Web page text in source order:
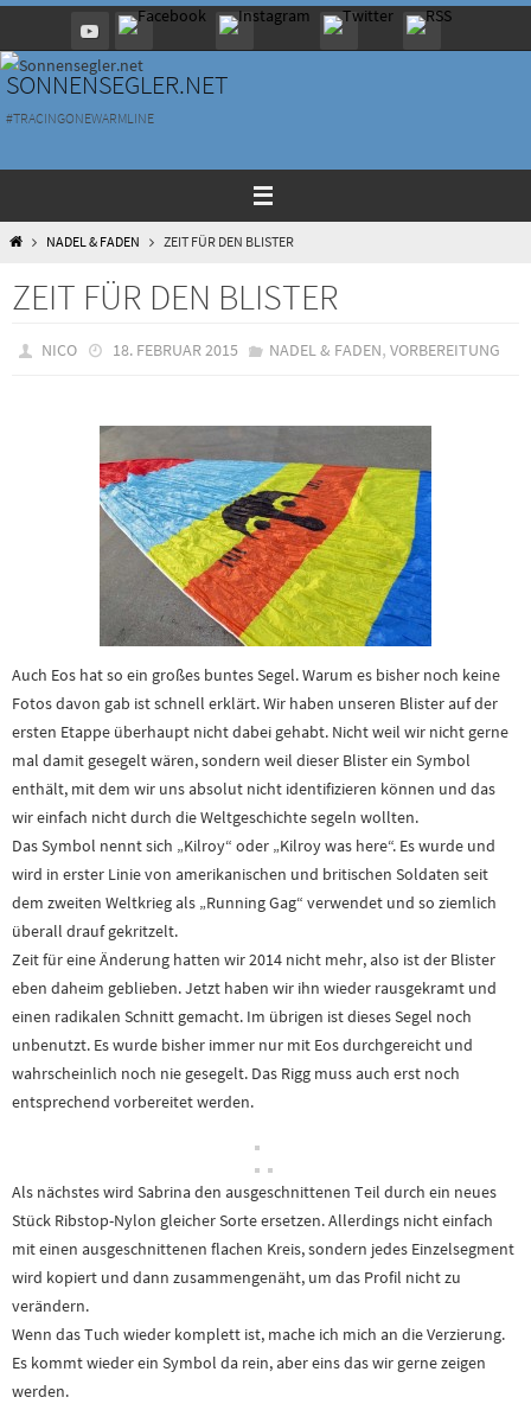
Inhalt
springen
SONNENSEGLER.NET
#TRACINGONEWARMLINE
HOMENADEL & FADEN ZEIT FÜR DEN BLISTER
ZEIT FÜR DEN BLISTER
NICO 18. FEBRUAR 2015 NADEL & FADEN, VORBEREITUNG
Auch Eos hat so ein großes buntes Segel. Warum es bisher noch keine
Fotos davon gab ist schnell erklärt. Wir haben unseren Blister auf der
ersten Etappe überhaupt nicht dabei gehabt. Nicht weil wir nicht gerne
mal damit gesegelt wären, sondern weil dieser Blister ein Symbol
enthält, mit dem wir uns absolut nicht identifizieren können und das
wir einfach nicht durch die Weltgeschichte segeln wollten.
Das Symbol nennt sich „Kilroy“ oder „Kilroy was here“. Es wurde und
wird in erster Linie von amerikanischen und britischen Soldaten seit
dem zweiten Weltkrieg als „Running Gag“ verwendet und so ziemlich
überall drauf gekritzelt.
Zeit für eine Änderung hatten wir 2014 nicht mehr, also ist der Blister
eben daheim geblieben. Jetzt haben wir ihn wieder rausgekramt und
einen radikalen Schnitt gemacht. Im übrigen ist dieses Segel noch
unbenutzt. Es wurde bisher immer nur mit Eos durchgereicht und
wahrscheinlich noch nie gesegelt. Das Rigg muss auch erst noch
entsprechend vorbereitet werden.
Als nächstes wird Sabrina den ausgeschnittenen Teil durch ein neues
Stück Ribstop-Nylon gleicher Sorte ersetzen. Allerdings nicht einfach
mit einen ausgeschnittenen flachen Kreis, sondern jedes Einzelsegment
wird kopiert und dann zusammengenäht, um das Profil nicht zu
verändern.
Wenn das Tuch wieder komplett ist, mache ich mich an die Verzierung.
Es kommt wieder ein Symbol da rein, aber eins das wir gerne zeigen
werden.